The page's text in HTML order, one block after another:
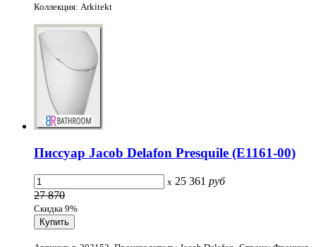
Коллекция: Arkitekt
Писсуар Jacob Delafon Presquile (E1161-00)
x 25 361 руб
27 870
Скидка 9%